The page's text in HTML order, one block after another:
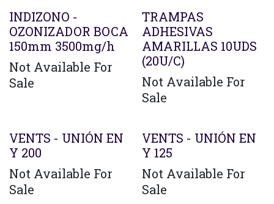
Agotado
INDIZONO -
OZONIZADOR BOCA
150mm 3500mg/h
Not Available For
Sale
TRAMPAS
ADHESIVAS
AMARILLAS 10UDS
(20U/C)
Not Available For
Sale
VENTS - UNIÓN EN
Y 200
Not Available For
Sale
VENTS - UNIÓN EN
Y 125
Not Available For
Sale